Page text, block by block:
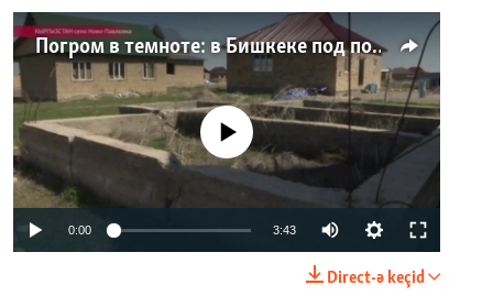
Погром в темноте: в Бишкеке под покровом ночи неизвестные на тракторе снесли три десятка частных домов
No media source currently available
0:00 3:43
Direct-ə keçid